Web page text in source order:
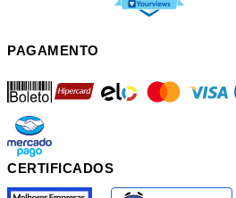
PAGAMENTO
boleto mastercard
mercadopago
CERTIFICADOS